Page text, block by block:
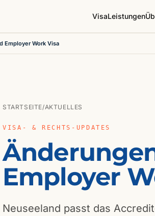
VisaLeistungen
Employer Work Visa
STARTSEITE/AKTUELLES
VISA- & RECHTS-UPDATES
Employer
Neuseeland passt das